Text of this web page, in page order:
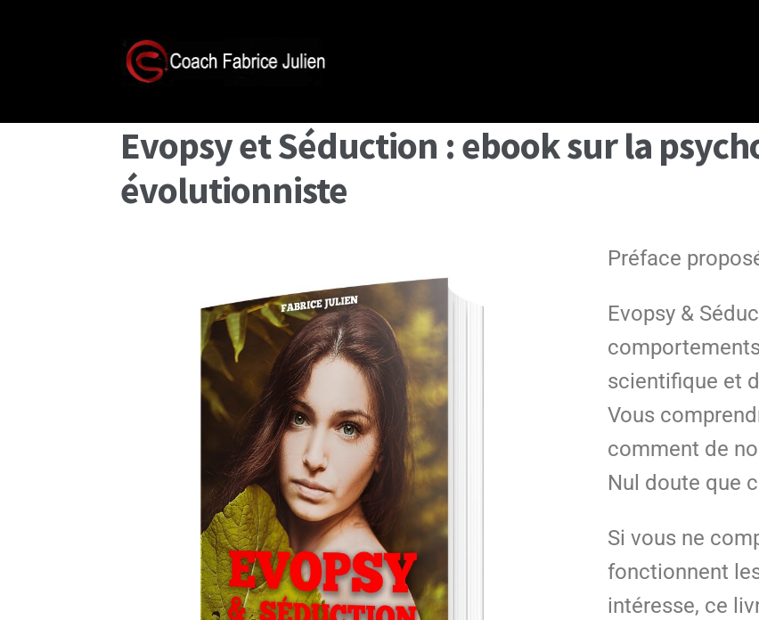
Evopsy et Séduction : ebook sur la
évolutionniste
Préface
Evopsy &
scientifique et
Vous
comment de
Nul doute que
Si vous ne
fonctionnent
intéresse, ce